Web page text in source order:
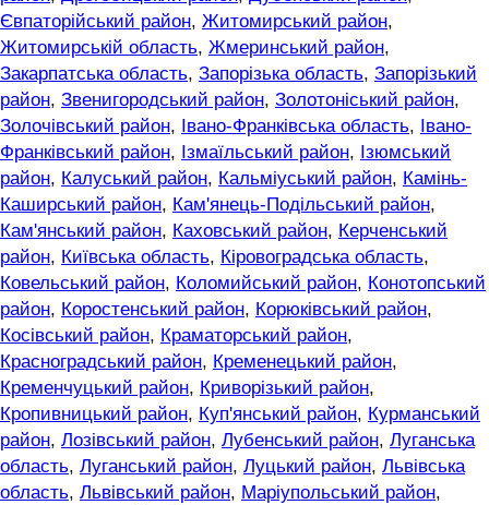
Євпаторійський район, Житомирський район,
Житомирській область, Жмеринський район,
Закарпатська область, Запорізька область, Запорізький
район, Звенигородський район, Золотоніський район,
Золочівський район, Івано-Франківська область,
Івано-
Франківський район, Ізмаїльський район, Ізюмський
район, Калуський район, Кальміуський район, Камінь-
Каширський район, Кам'янець-Подільський район,
Кам'янський район, Каховський район, Керченський
район, Київська область, Кіровоградська область,
Ковельський район, Коломийський район, Конотопський
район, Коростенський район, Корюківський район,
Косівський район, Краматорський район,
Красноградський район, Кременецький район,
Кременчуцький район, Криворізький район,
Кропивницький район, Куп'янський район, Курманський
район, Лозівський район, Лубенський район, Луганська
область, Луганський район, Луцький район, Львівська
область, Львівський район, Маріупольський район,